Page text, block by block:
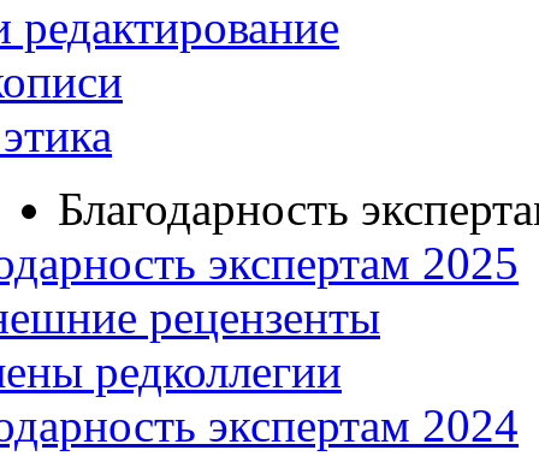
редактирование
Благодарность
экспертам 2025
рецензенты
редколлегии
экспертам 2024